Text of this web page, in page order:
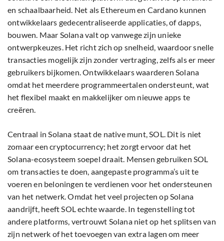
en schaalbaarheid. Net als Ethereum en Cardano kunnen
ontwikkelaars gedecentraliseerde applicaties, of dapps,
bouwen. Maar Solana valt op vanwege zijn unieke
ontwerpkeuzes. Het richt zich op snelheid, waardoor snelle
transacties mogelijk zijn zonder vertraging, zelfs als er meer
gebruikers bijkomen. Ontwikkelaars waarderen Solana
omdat het meerdere programmeertalen ondersteunt, wat
het flexibel maakt en makkelijker om nieuwe apps te
creëren.
Centraal in Solana staat de native munt, SOL. Dit is niet
zomaar een cryptocurrency; het zorgt ervoor dat het
Solana-ecosysteem soepel draait. Mensen gebruiken SOL
om transacties te doen, aangepaste programma’s uit te
voeren en beloningen te verdienen voor het ondersteunen
van het netwerk. Omdat het veel projecten op Solana
aandrijft, heeft SOL echte waarde. In tegenstelling tot
andere platforms, vertrouwt Solana niet op het splitsen van
zijn netwerk of het toevoegen van extra lagen om meer